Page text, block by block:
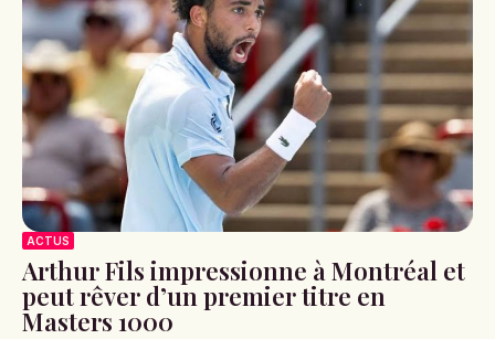
ACTUS
Arthur Fils impressionne à Montréal et
peut rêver d’un premier titre en
Masters 1000